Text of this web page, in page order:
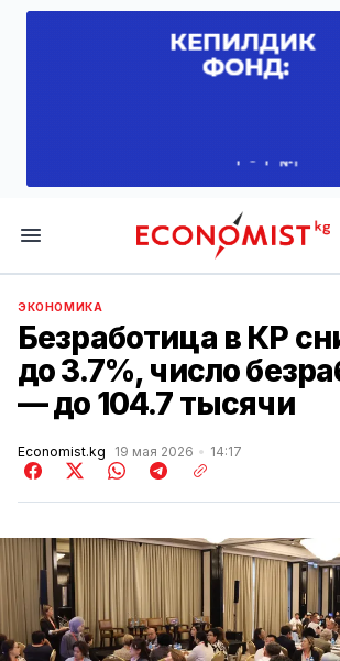
Economist.kg
ЭКОНОМИКА
Безработица в КР
до 3.7%, число
— до 104.7 тысячи
Economist.kg 19 мая 2026 14:17